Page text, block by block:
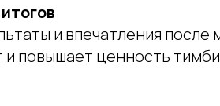
и впечатления
и повышает ценность